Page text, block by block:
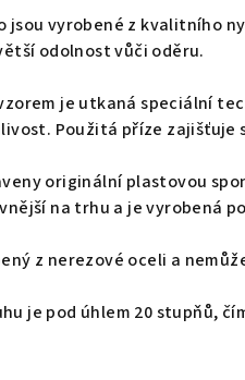
jsou vyrobené z kvalitního
odolnost vůči oděru.
je utkaná speciální
Použitá příze zajišťuje
originální plastovou
na trhu a je vyrobená
z nerezové oceli a
je pod úhlem 20 stupňů,